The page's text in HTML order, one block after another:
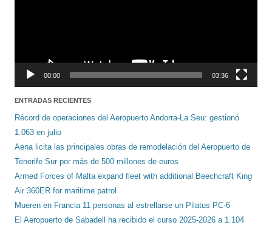
00:00 03:36
ENTRADAS RECIENTES
Récord de operaciones del Aeropuerto Andorra-La Seu: gestionó
1.063 en julio
Aena licita las principales obras de remodelación del Aeropuerto de
Tenerife Sur por más de 500 millones de euros
Armed Forces of Malta expand fleet with additional Beechcraft King
Air 360ER for maritime patrol
Mueren en Francia 11 personas al estrellarse un Pilatus PC-6
El Aeropuerto de Sabadell ha recibido el curso 2025-2026 a 1.104